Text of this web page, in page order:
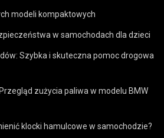
modeli kompaktowych
w samochodach dla dzieci
Szybka i skuteczna pomoc drogowa
zużycia paliwa w modelu BMW
klocki hamulcowe w samochodzie?